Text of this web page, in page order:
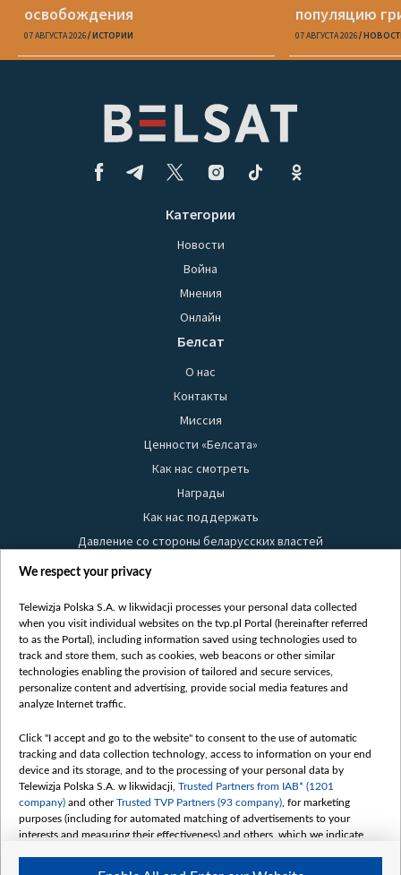
освобождения
07 АВГУСТА 2026 ИСТОРИИ
популяцию
07 АВГУСТА 2026
Категории
Новости
Война
Мнения
Онлайн
Белсат
О нас
Контакты
Миссия
Ценности «Белсата»
Как нас смотреть
Награды
Как нас поддержать
Давление со стороны беларусских властей
Правила использования материалов
Безопасность
Youtube
Белсат news
Белсат Life
Belsat English
Biełsat PL
Белсат Now
Белсат Shorts
Белсат History
Белсат Music
We respect your privacy
Telewizja Polska S.A. w likwidacji processes your personal data collected
when you visit individual websites on the tvp.pl Portal (hereinafter referred
to as the Portal), including information saved using technologies used to
track and store them, such as cookies, web beacons or other similar
technologies enabling the provision of tailored and secure services,
personalize content and advertising, provide social media features and
analyze Internet traffic.
Click "I accept and go to the website" to consent to the use of automatic
tracking and data collection technology, access to information on your end
device and its storage, and to the processing of your personal data by
Telewizja Polska S.A. w likwidacji, Trusted Partners from IAB* (1201
company) and otherTrusted TVP Partners (93 company) , for marketing
purposes (including for automated matching of advertisements to your
interests and measuring their effectiveness) and others, which we indicate